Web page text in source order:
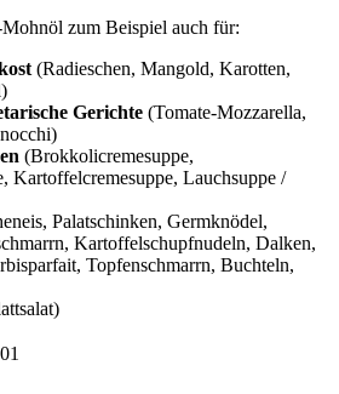
zum Beispiel auch für:
(Radieschen, Mangold, Karotten,
Gerichte (Tomate-Mozzarella,
(Brokkolicremesuppe,
Kartoffelcremesuppe, Lauchsuppe /
Palatschinken, Germknödel,
Kartoffelschupfnudeln, Dalken,
Topfenschmarrn, Buchteln,